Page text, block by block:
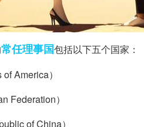
常任理事国包括以下五个国家：
America）
Federation）
of China）